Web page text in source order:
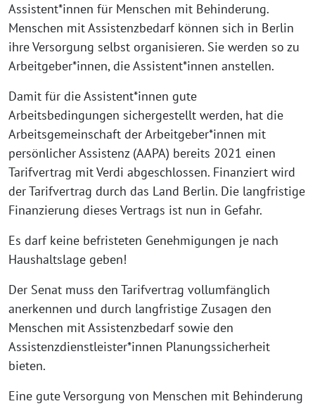
Assistent*innen für Menschen mit Behinderung.
Menschen mit Assistenzbedarf können sich in Berlin
ihre Versorgung selbst organisieren. Sie werden so zu
Arbeitgeber*innen, die Assistent*innen anstellen.
Damit für die Assistent*innen gute
Arbeitsbedingungen sichergestellt werden, hat die
Arbeitsgemeinschaft der Arbeitgeber*innen mit
persönlicher Assistenz (AAPA) bereits 2021 einen
Tarifvertrag mit Verdi abgeschlossen. Finanziert wird
der Tarifvertrag durch das Land Berlin. Die langfristige
Finanzierung dieses Vertrags ist nun in Gefahr.
Es darf keine befristeten Genehmigungen je nach
Haushaltslage geben!
Der Senat muss den Tarifvertrag vollumfänglich
anerkennen und durch langfristige Zusagen den
Menschen mit Assistenzbedarf sowie den
Assistenzdienstleister*innen Planungssicherheit
bieten.
Eine gute Versorgung von Menschen mit Behinderung